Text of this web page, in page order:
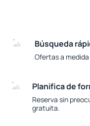
Búsqueda
Ofertas a
Planifica de
Reserva sin
gratuita.